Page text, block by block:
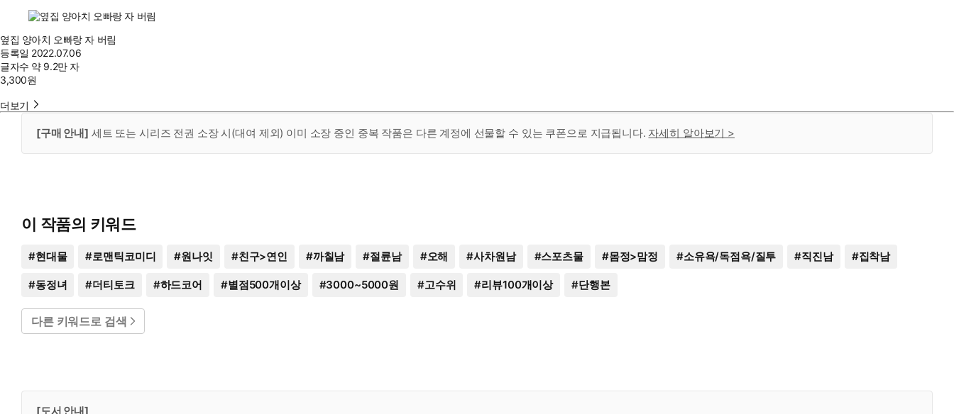
옆집 양아치 오빠랑 자 버림
등록일 2022.07.06
글자수 약 9.2만 자
3,300원
더보기
[구매 안내] 세트 또는 시리즈 전권 소장 시(대여 제외) 이미 소장 중인 중복 작품은 다른 계정에 선물할 수 있는 쿠폰으로 지급됩니다. 자세히 알아보기 >
이 작품의 키워드
#현대물 #로맨틱코미디 #원나잇 #친구>연인 #까칠남 #절륜남 #오해 #사차원남 #스포츠물 #몸정>맘정 #소유욕/독점욕/질투 #직진남 #집착남
#동정녀 #더티토크 #하드코어 #별점500개이상 #3000~5000원 #고수위 #리뷰100개이상 #단행본
다른 키워드로 검색
[도서 안내]